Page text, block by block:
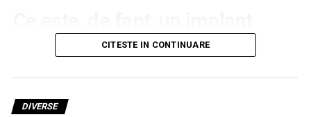
outdoor total și cresc constant, iar accentul pentru
2026 se mută spre formate premium și digitale. Pentru
afacerile mici, asta contează indirect, prin faptul că
prețuri care nu mai sunt automat prohibitive.
dentar Straumann
Un implant dentar nu e dintele în sine, deși mulți așa
se fixează în os, exact acolo unde stătea cândva rădăcina
CITESTE IN CONTINUARE
DIVERSE